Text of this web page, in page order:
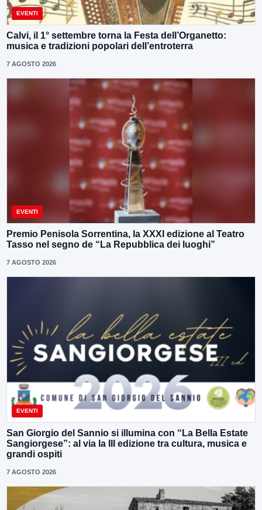
EVENTI
Calvi, il 1° settembre torna la Festa dell’Organetto:
musica e tradizioni popolari dell’entroterra
7 AGOSTO 2026
EVENTI
Premio Penisola Sorrentina, la XXXI edizione al Teatro
Tasso nel segno de “La Repubblica dei luoghi”
7 AGOSTO 2026
EVENTI
San Giorgio del Sannio si illumina con “La Bella Estate
Sangiorgese”: al via la III edizione tra cultura, musica e
grandi ospiti
7 AGOSTO 2026